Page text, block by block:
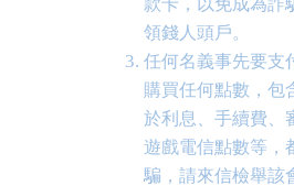
款卡，以免成為詐
領錢人頭戶。
任何名義事先要支
購買任何點數，包
於利息、手續費、
遊戲電信點數等，
騙，請來信檢舉該